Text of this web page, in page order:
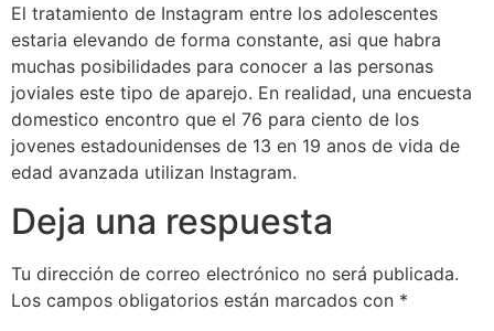
El tratamiento de Instagram entre los adolescentes
estaria elevando de forma constante, asi que habra
muchas posibilidades para conocer a las personas
joviales este tipo de aparejo. En realidad, una encuesta
domestico encontro que el 76 para ciento de los
jovenes estadounidenses de 13 en 19 anos de vida de
edad avanzada utilizan Instagram.
Deja una respuesta
Tu dirección de correo electrónico no será publicada.
Los campos obligatorios están marcados con *